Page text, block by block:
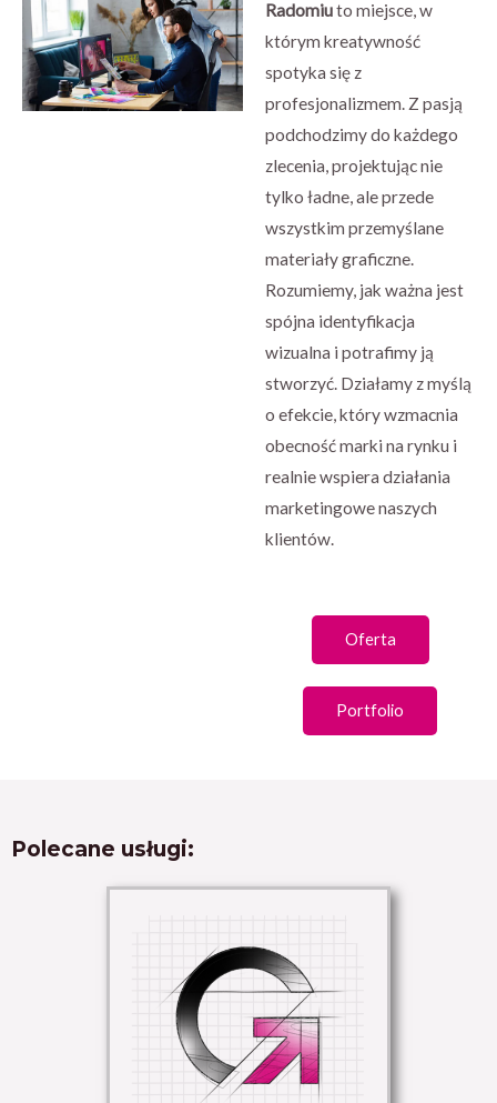
Radomiuto miejsce, w
którym kreatywność
spotyka się z
profesjonalizmem. Z pasją
podchodzimy do każdego
zlecenia, projektując nie
tylko ładne, ale przede
wszystkim przemyślane
materiały graficzne.
Rozumiemy, jak ważna jest
spójna identyfikacja
wizualna i potrafimy ją
stworzyć. Działamy z myślą
o efekcie, który wzmacnia
obecność marki na rynku i
realnie wspiera działania
marketingowe naszych
klientów.
Oferta
Portfolio
Polecane usługi: